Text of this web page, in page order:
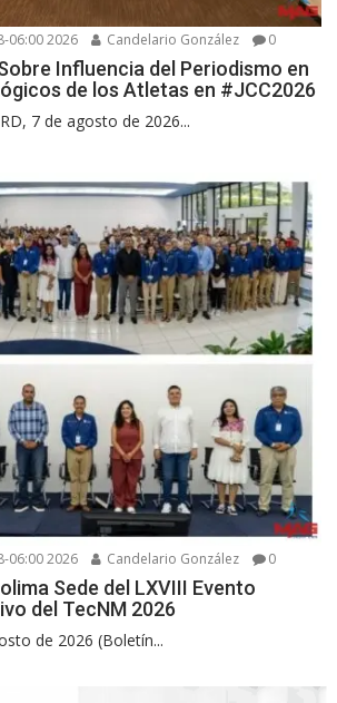
06:00 2026 Candelario González 0
Influencia del Periodismo en
de los Atletas en #JCC2026
7 de agosto de 2026...
06:00 2026 Candelario González 0
Sede del LXVIII Evento
del TecNM 2026
de 2026 (Boletín...